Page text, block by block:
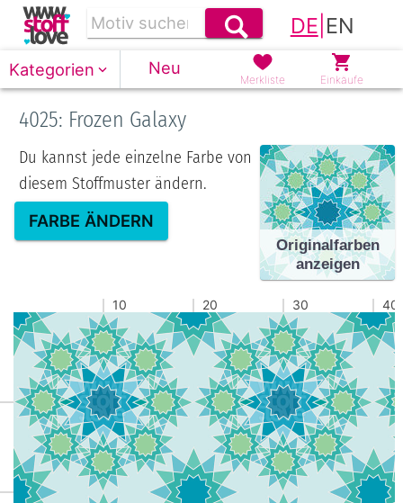
DE EN
Kategorien Neu
Merkliste Einkäufe
4025: Frozen Galaxy
Du kannst jede einzelne Farbe von
diesem Stoffmuster ändern.
FARBE ÄNDERN
Originalfarben
anzeigen